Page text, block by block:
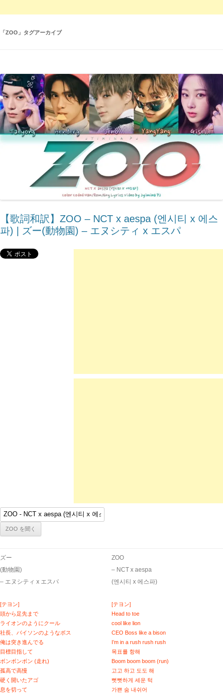
「ZOO 」タグアーカイブ
【歌詞和訳】ZOO – ​NCT x aespa (엔시티 x 에스
파) | ズー(動物園) – エヌシティ x エスパ
ズー
(動物園)
– エヌシティ x エスパ
[テヨン]
頭から足先まで
ライオンのようにクール
社長、バイソンのようなボス
俺は突き進んでる
目標目指して
ボンボンボン (走れ)
孤高で高慢
硬く開いたアゴ
息を切って
ZOO
– ​NCT x aespa
(엔시티 x 에스파)
[テヨン]
Head to toe
cool like lion
CEO Boss like a bison
I’m in a rush rush rush
목표를 항해
Boom boom boom (run)
고고 하고 도도 해
뻣뻣하게 세운 턱
가쁜 숨 내쉬어